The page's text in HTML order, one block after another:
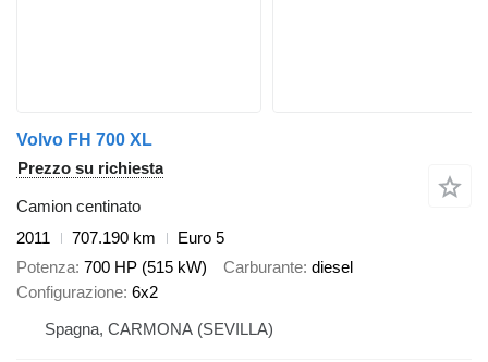
Volvo FH 700 XL
Prezzo su richiesta
Camion centinato
2011
707.190 km
Euro 5
Potenza 700 HP (515 kW) Carburante diesel
Configurazione 6x2
Spagna, CARMONA (SEVILLA)